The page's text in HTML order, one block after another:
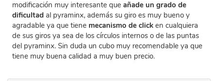
modificación muy interesante que añade un grado de
dificultad al pyraminx, además su giro es muy bueno y
agradable ya que tiene mecanismo de click en cualquiera
de sus giros ya sea de los círculos internos o de las puntas
del pyraminx. Sin duda un cubo muy recomendable ya que
tiene muy buena calidad a muy buen precio.